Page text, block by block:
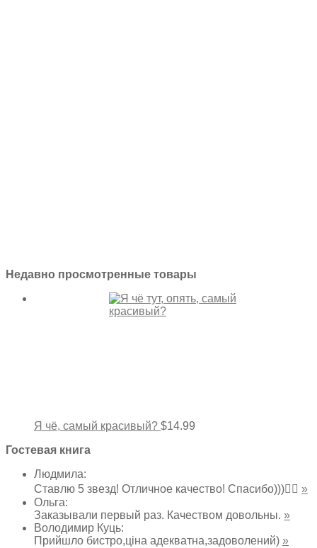
Недавно просмотренные товары
Я чё, самый красивый? $14.99
Гостевая книга
Людмила:
Ставлю 5 звезд! Отличное качество! Спасибо)))👌🏻 »
Ольга:
Заказывали первый раз. Качеством довольны. »
Володимир Куць:
Прийшло бистро,ціна адекватна,задоволений) »